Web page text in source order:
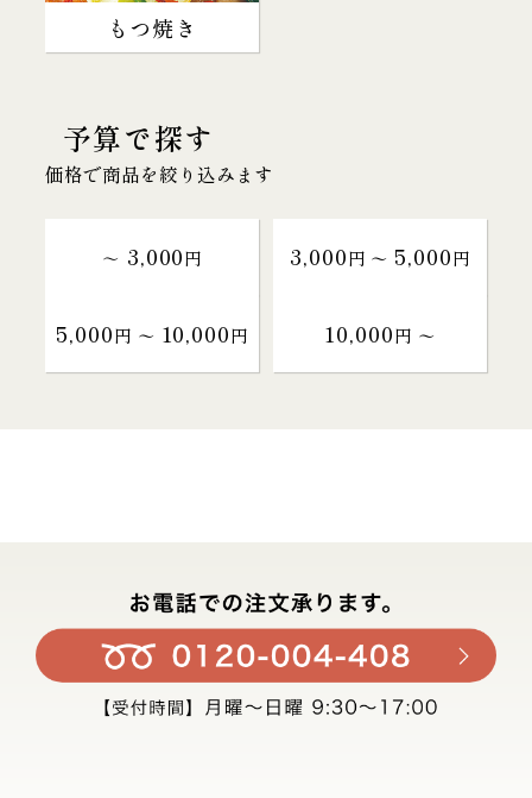
もつ焼き
予算で探す
価格で商品を絞り込みます
～ 3,000円 3,000円 〜 5,000円
5,000円 〜 10,000円 10,000円 〜